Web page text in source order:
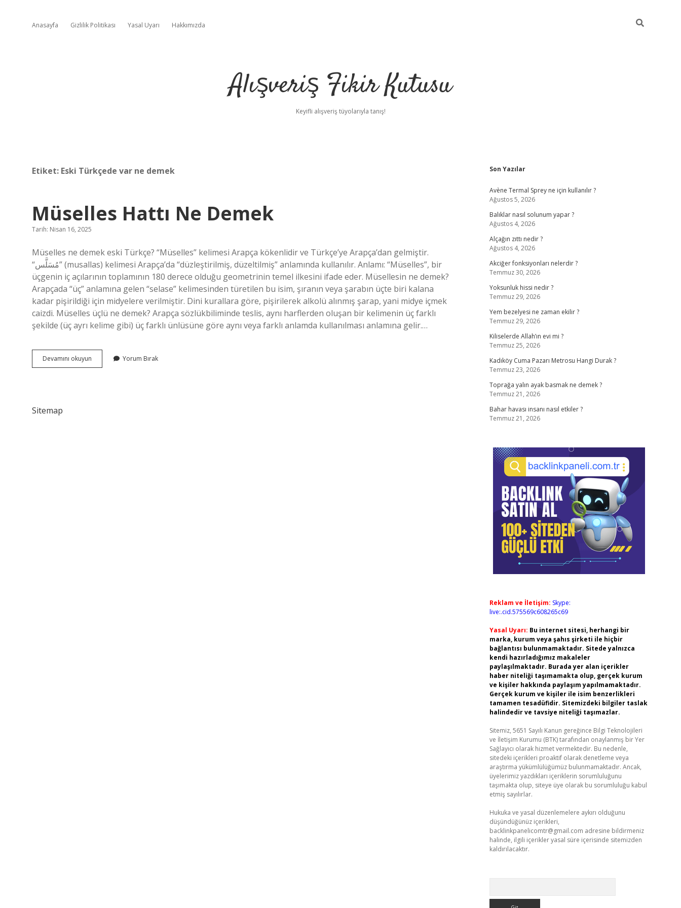
Anasayfa Gizlilik Politikası Yasal Uyarı Hakkımızda
Alışveriş Fikir Kutusu
Keyifli alışveriş tüyolarıyla tanış!
Etiket: Eski Türkçede var ne demek
Müselles Hattı Ne Demek
Tarih: Nisan 16, 2025
Müselles ne demek eski Türkçe? “Müselles” kelimesi Arapça kökenlidir ve Türkçe’ye Arapça’dan gelmiştir.
“مُسَلَّس” (musallas) kelimesi Arapça’da “düzleştirilmiş, düzeltilmiş” anlamında kullanılır. Anlamı: “Müselles”, bir
üçgenin iç açılarının toplamının 180 derece olduğu geometrinin temel ilkesini ifade eder. Müsellesin ne demek?
Arapçada “üç” anlamına gelen “selase” kelimesinden türetilen bu isim, şıranın veya şarabın üçte biri kalana
kadar pişirildiği için midyelere verilmiştir. Dini kurallara göre, pişirilerek alkolü alınmış şarap, yani midye içmek
caizdi. Müselles üçlü ne demek? Arapça sözlükbiliminde teslis, aynı harflerden oluşan bir kelimenin üç farklı
şekilde (üç ayrı kelime gibi) üç farklı ünlüsüne göre aynı veya farklı anlamda kullanılması anlamına gelir.…
Devamını okuyun Müselles
Hattı
Yorum Bırak
Sitemap
Sidebar
Son Yazılar
Avène Termal Sprey ne için kullanılır ?
Ağustos 5, 2026
Balıklar nasıl solunum yapar ?
Ağustos 4, 2026
Alçağın zıttı nedir ?
Ağustos 4, 2026
Akciğer fonksiyonları nelerdir ?
Temmuz 30, 2026
Yoksunluk hissi nedir ?
Temmuz 29, 2026
Yem bezelyesi ne zaman ekilir ?
Temmuz 29, 2026
Kiliselerde Allah’ın evi mi ?
Temmuz 25, 2026
Kadıköy Cuma Pazarı Metrosu Hangi Durak ?
Temmuz 23, 2026
Toprağa yalın ayak basmak ne demek ?
Temmuz 21, 2026
Bahar havası insanı nasıl etkiler ?
Temmuz 21, 2026
Reklam ve İletişim: Skype:
live:.cid.575569c608265c69
Yasal Uyarı: Bu internet sitesi, herhangi bir
marka, kurum veya şahıs şirketi ile hiçbir
bağlantısı bulunmamaktadır. Sitede yalnızca
kendi hazırladığımız makaleler
paylaşılmaktadır. Burada yer alan içerikler
haber niteliği taşımamakta olup, gerçek kurum
ve kişiler hakkında paylaşım yapılmamaktadır.
Gerçek kurum ve kişiler ile isim benzerlikleri
tamamen tesadüfidir. Sitemizdeki bilgiler taslak
halindedir ve tavsiye niteliği taşımazlar.
Sitemiz, 5651 Sayılı Kanun gereğince Bilgi Teknolojileri
ve İletişim Kurumu (BTK) tarafından onaylanmış bir Yer
Sağlayıcı olarak hizmet vermektedir. Bu nedenle,
sitedeki içerikleri proaktif olarak denetleme veya
araştırma yükümlülüğümüz bulunmamaktadır. Ancak,
üyelerimiz yazdıkları içeriklerin sorumluluğunu
taşımakta olup, siteye üye olarak bu sorumluluğu kabul
etmiş sayılırlar.
Hukuka ve yasal düzenlemelere aykırı olduğunu
düşündüğünüz içerikleri,
backlinkpanelicomtr@gmail.com adresine bildirmeniz
halinde, ilgili içerikler yasal süre içerisinde sitemizden
kaldırılacaktır.